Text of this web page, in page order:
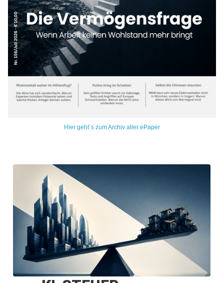
Hier geht´s zum Archiv aller ePaper